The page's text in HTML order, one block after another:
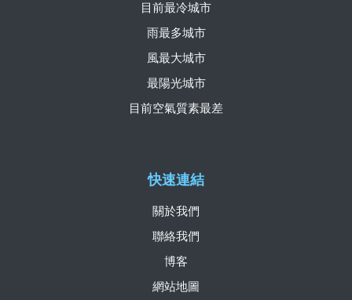
快速連結
關於我們
聯絡我們
博客
網站地圖
目前最冷城市
雨最多城市
風最大城市
最陽光城市
目前空氣質素最差